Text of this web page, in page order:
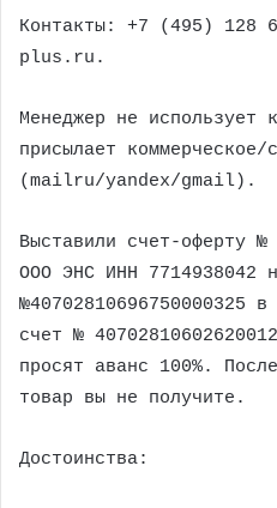
Контакты: +7 (495) 128
plus.ru.
Менеджер не использует
присылает
(mailru/yandex/gmail).
Выставили счет-оферту
ООО ЭНС ИНН 7714938042
№40702810696750000325
счет №
просят аванс 100%.
товар вы не получите.
Достоинства: